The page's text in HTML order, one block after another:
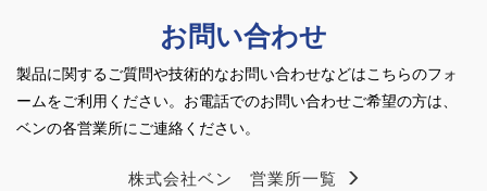
お問い合わせ
製品に関するご質問や技術的なお問い合わせなどはこちらのフォ
ームをご利用ください。 お電話でのお問い合わせご希望の方は、
ベンの各営業所にご連絡ください。
株式会社ベン 営業所一覧